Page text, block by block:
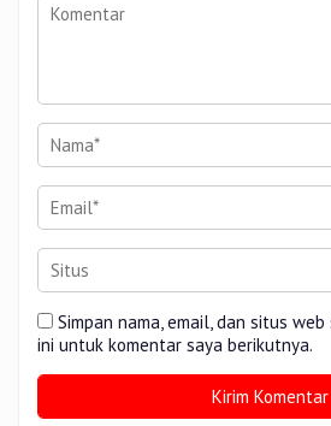
Simpan nama, email, dan situs
ini untuk komentar saya berikutnya.